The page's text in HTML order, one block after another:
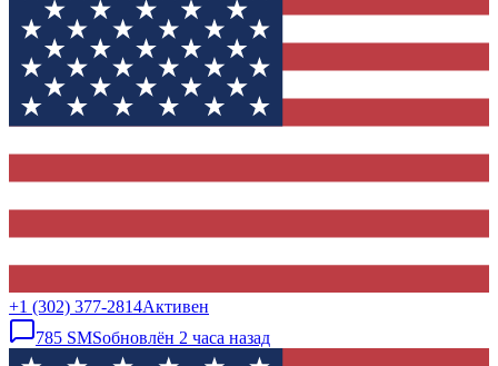
+1 (302) 377-2814Активен
785 SMSобновлён 2 часа назад